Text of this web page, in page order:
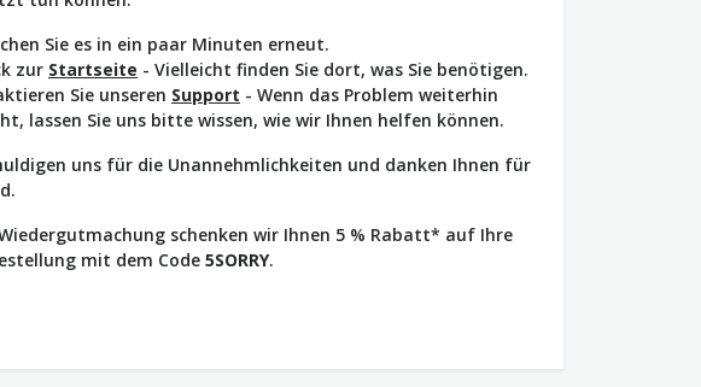
Sie es in ein paar Minuten erneut.
zur Startseite - Vielleicht finden Sie dort, was Sie benötigen.
Sie unseren Support - Wenn das Problem weiterhin
lassen Sie uns bitte wissen, wie wir Ihnen helfen können.
uns für die Unannehmlichkeiten und danken Ihnen für
schenken wir Ihnen 5 % Rabatt* auf Ihre
mit dem Code 5SORRY.